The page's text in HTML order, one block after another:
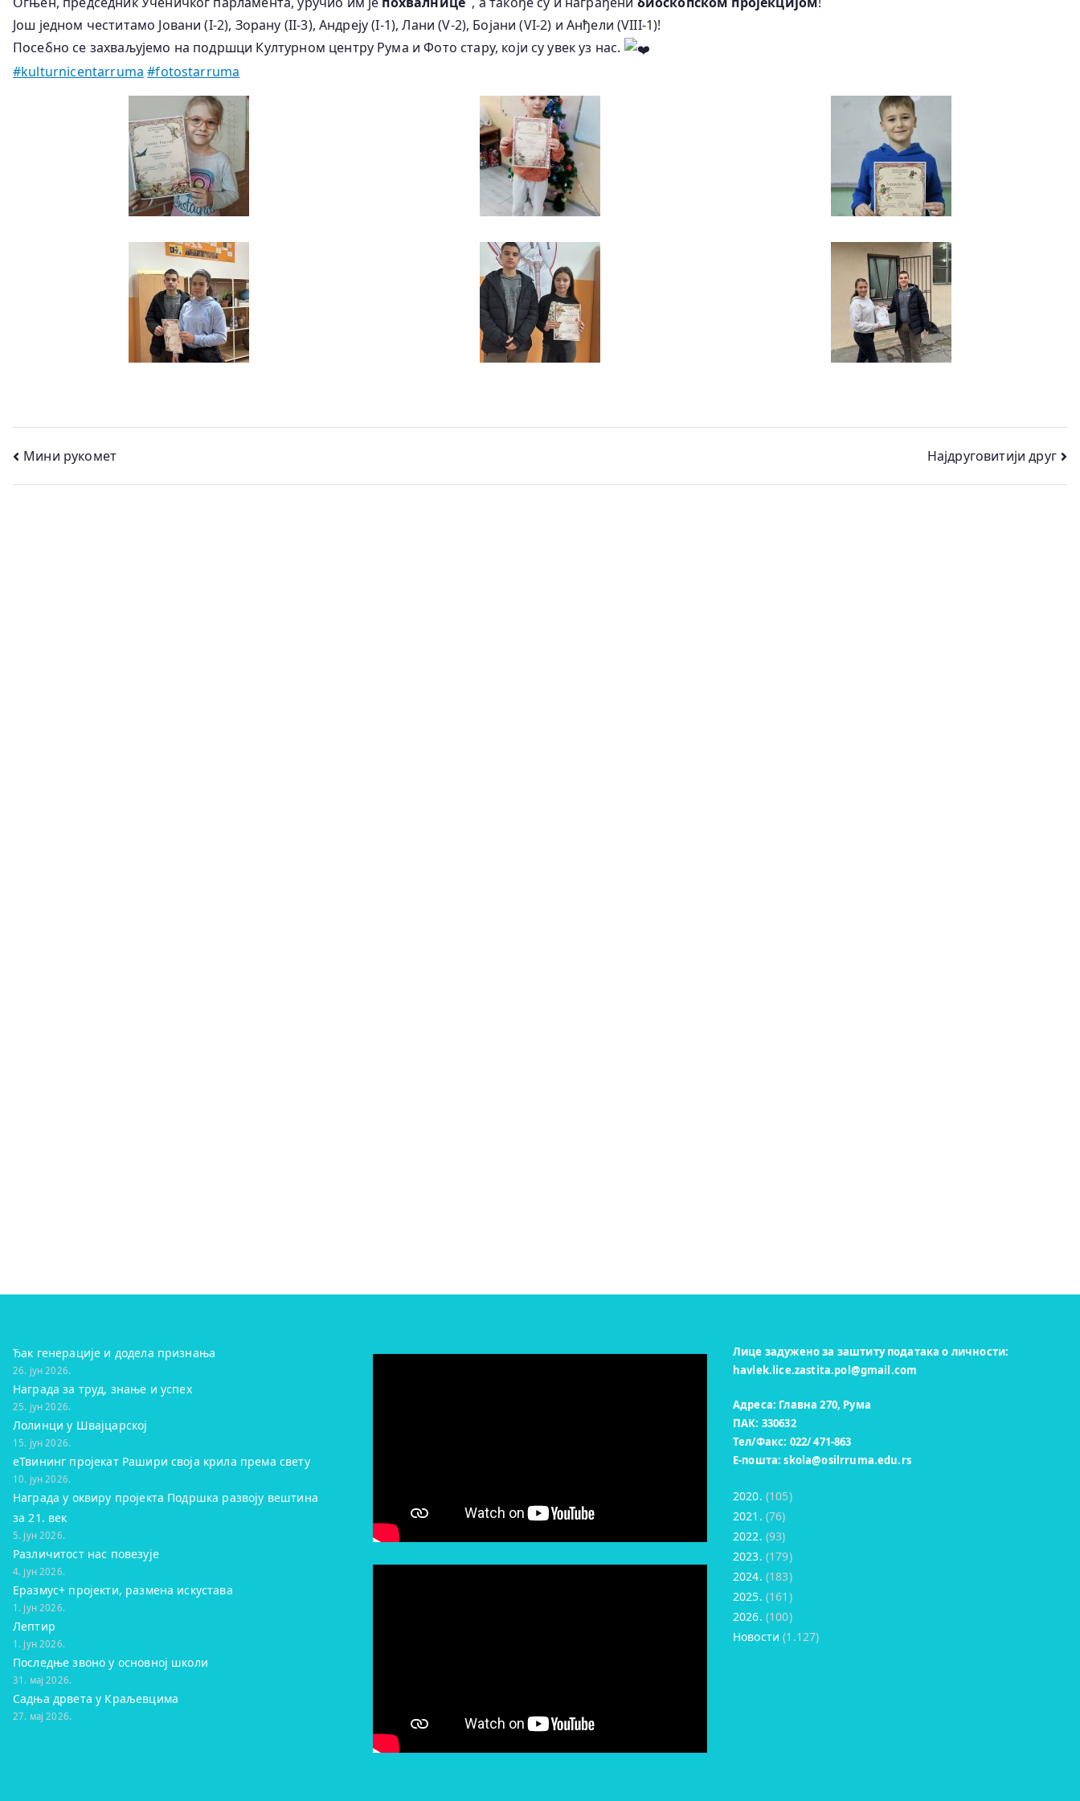
Још једном честитамо Јовани (I-2), Зорану (II-3), Андреју (I-1), Лани (V-2), Бојани (VI-2) и Анђели (VIII-1)!
Посебно се захваљујемо на подршци Културном центру Рума и Фото стару, који су увек уз нас.
#kulturnicentarruma #fotostarruma
Кретање
чланка
Мини рукомет Најдруговитији друг
Ђак генерације и додела признања
26. јун 2026.
Награда за труд, знање и успех
25. јун 2026.
Лолинци у Швајцарској
15. јун 2026.
eТвининг пројекат Рашири своја крила према свету
10. јун 2026.
Награда у оквиру пројекта Подршка развоју вештина
за 21. век
5. јун 2026.
Различитост нас повезује
4. јун 2026.
Еразмус+ пројекти, размена искустава
1. јун 2026.
Лептир
1. јун 2026.
Последње звоно у основној школи
31. мај 2026.
Садња дрвета у Краљевцима
27. мај 2026.
Лице задужено за заштиту података о личности:
havlek.lice.zastita.pol@gmail.com
Адреса: Главна 270, Рума
ПАК: 330632
Тел/Факс: 022/ 471-863
Е-пошта:skola@osilrruma.edu.rs
2020. (105)
2021. (76)
2022. (93)
2023. (179)
2024. (183)
2025. (161)
2026. (100)
Новости (1.127)